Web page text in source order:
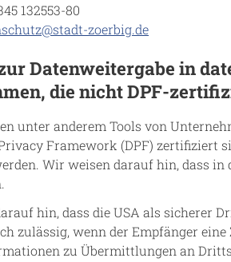
132553-80
zoerbig.de
Datenweitergabe in
die nicht DPF-
unter anderem Tools von
Framework (DPF) zertifiziert
Wir weisen darauf hin, dass
hin, dass die USA als sicherer
zulässig, wenn der Empfänger
zu Übermittlungen an